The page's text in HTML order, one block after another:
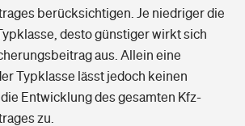
berücksichtigen. Je niedriger die
desto günstiger wirkt sich
aus. Allein eine
Typklasse lässt jedoch keinen
Entwicklung des gesamten Kfz-
zu.